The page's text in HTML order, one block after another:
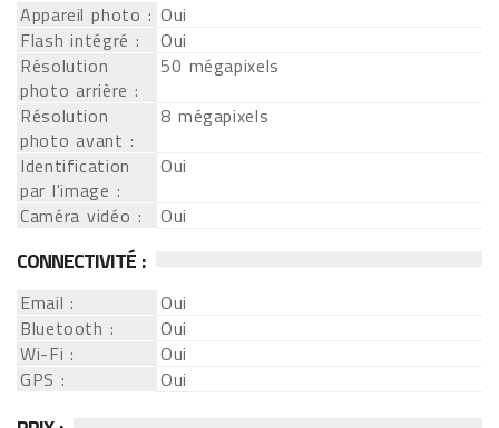
Appareil photo : Oui
Flash intégré :
Oui
Résolution
photo arrière :
50 mégapixels
Résolution
photo avant :
8 mégapixels
Identification
par l'image :
Oui
Caméra vidéo :
Oui
CONNECTIVITÉ :
Email :
Oui
Bluetooth :
Oui
Wi-Fi :
Oui
GPS :
Oui